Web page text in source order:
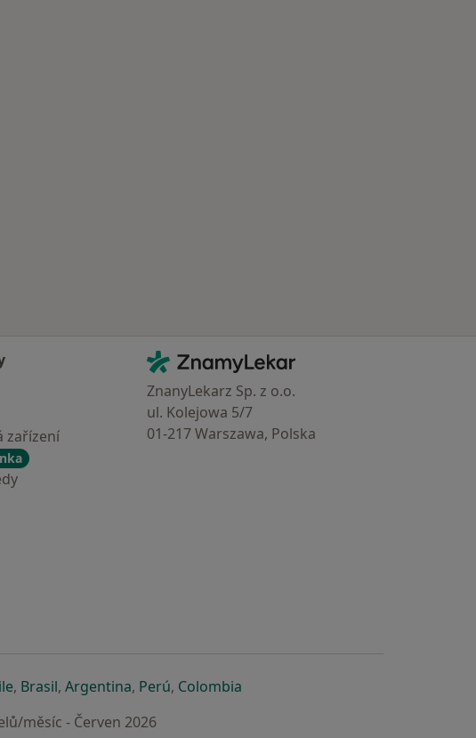
zařízení
Kontakt
ZnamyLekar - Hlavní stránka
ZnanyLekarz Sp. z o.o.
ul. Kolejowa 5/7
01-217 Warszawa, Polska
záložce
v nové záložce
se otevře v nové záložce
, Brasilse otevře v nové záložce
, Argentinase otevře v nové záložce
, Perúse otevře v nové záložce
, Colombiase otevře v nové záložce
měsíc - Červen 2026